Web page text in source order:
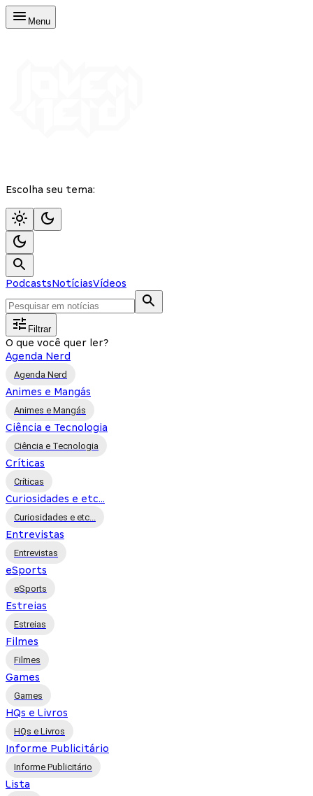
Menu
Escolha seu tema:
PodcastsNotíciasVídeos
Filtrar
O que você quer ler?
Agenda Nerd
Agenda Nerd
Animes e Mangás
Animes e Mangás
Ciência e Tecnologia
Ciência e Tecnologia
Críticas
Críticas
Curiosidades e etc...
Curiosidades e etc...
Entrevistas
Entrevistas
eSports
eSports
Estreias
Estreias
Filmes
Filmes
Games
Games
HQs e Livros
HQs e Livros
Informe Publicitário
Informe Publicitário
Lista